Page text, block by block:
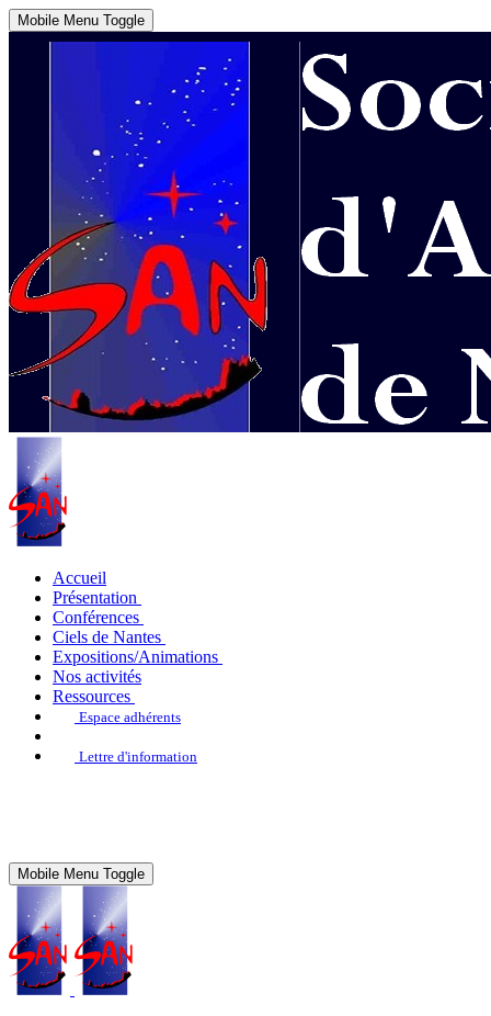
Mobile Menu Toggle
Accueil
Présentation
Conférences
Ciels de Nantes
Expositions/Animations
Nos activités
Ressources
Espace adhérents
Lettre d'information
Mobile Menu Toggle